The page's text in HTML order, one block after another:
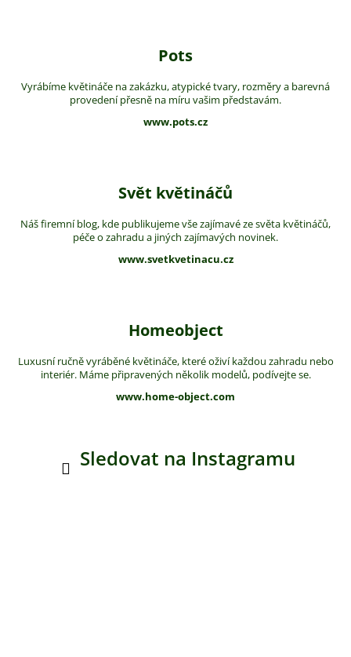
Pots
Vyrábíme květináče na zakázku, atypické tvary, rozměry a barevná
provedení přesně na míru vašim představám.
www.pots.cz
Svět květináčů
Náš firemní blog, kde publikujeme vše zajímavé ze světa květináčů,
péče o zahradu a jiných zajímavých novinek.
www.svetkvetinacu.cz
Homeobject
Luxusní ručně vyráběné květináče, které oživí každou zahradu nebo
interiér. Máme připravených několik modelů, podívejte se.
www.home-object.com
Sledovat na Instagramu